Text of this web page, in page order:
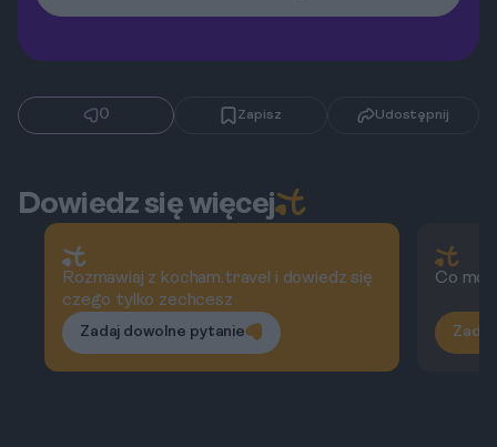
0 Zapisz Udostępnij
Dowiedz się więcej
Rozmawiaj z kocham.travel i dowiedz się
czego tylko zechcesz
Zadaj dowolne pytanie
Co